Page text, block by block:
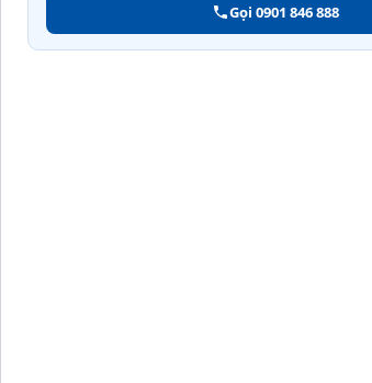
Gọi 0901 846 888